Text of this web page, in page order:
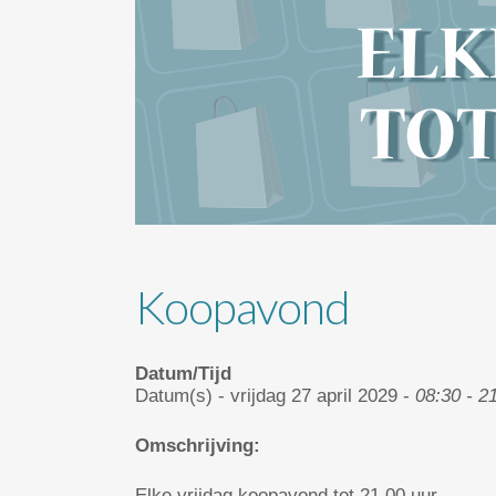
Koopavond
Datum/Tijd
Datum(s) - vrijdag 27 april 2029 - 08:30 -
Omschrijving: